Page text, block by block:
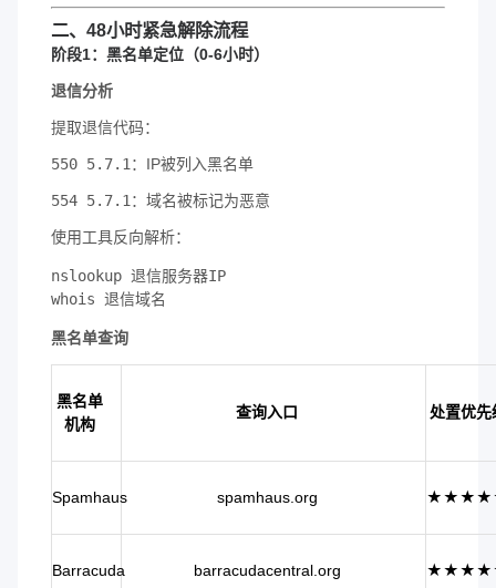
二、48小时紧急解除流程
阶段1：黑名单定位（0-6小时）
退信分析
提取退信代码：
550 5.7.1 ：IP被列入黑名单
554 5.7.1 ：域名被标记为恶意
使用工具反向解析：
nslookup 退信服务器IP
whois 退信域名
黑名单查询
黑名单
机构
查询入口 处置优先
Spamhaus spamhaus.org
Barracuda barracudacentral.org